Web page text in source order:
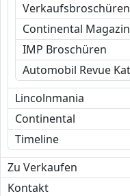
Verkaufsbroschüren
Continental
IMP Broschüren
Automobil Revue
Lincolnmania
Continental
Timeline
Zu Verkaufen
Kontakt